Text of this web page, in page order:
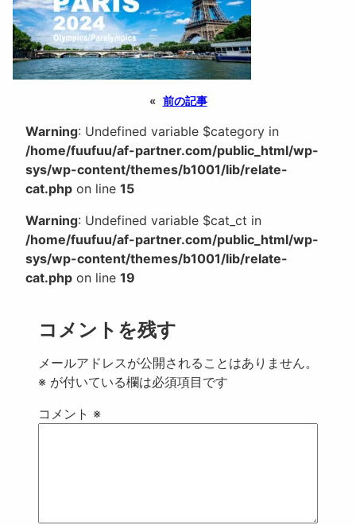
« 前の記事
Warning: Undefined variable $category in
/home/fuufuu/af-partner.com/public_html/wp-
sys/wp-content/themes/b1001/lib/relate-
cat.php on line 15
Warning: Undefined variable $cat_ct in
/home/fuufuu/af-partner.com/public_html/wp-
sys/wp-content/themes/b1001/lib/relate-
cat.php on line 19
コメントを残す
メールアドレスが公開されることはありません。
※ が付いている欄は必須項目です
コメント ※